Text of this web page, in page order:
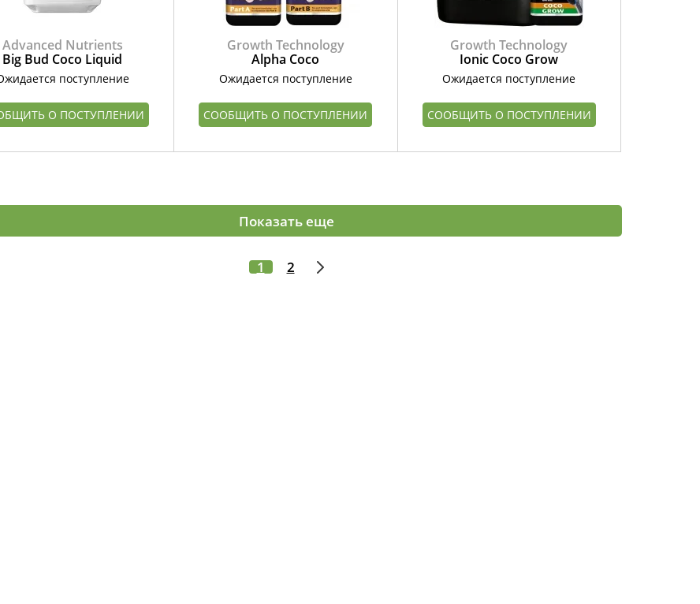
Advanced Nutrients
Big Bud Coco Liquid
поступление
О ПОСТУПЛЕНИИ
Growth Technology
Alpha Coco
Ожидается поступление
СООБЩИТЬ О ПОСТУПЛЕНИИ
Growth Technology
Ionic Coco Grow
Ожидается поступление
СООБЩИТЬ О ПОСТУПЛЕНИИ
Показать еще
1 2